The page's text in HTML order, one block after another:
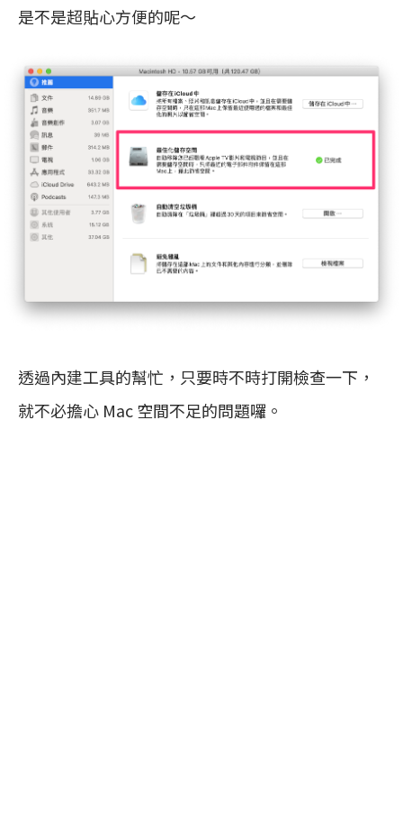
是不是超貼心方便的呢～
透過內建工具的幫忙，只要時不時打開檢查一下，
就不必擔心 Mac 空間不足的問題囉。